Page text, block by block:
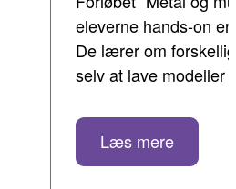
eleverne hands-on
De lærer om
selv at lave modeller
Læs mere